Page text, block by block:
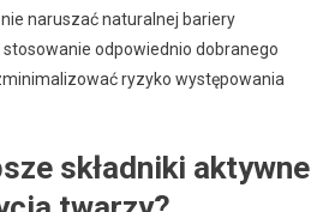
naruszać naturalnej bariery
odpowiednio dobranego
ryzyko występowania
składniki aktywne